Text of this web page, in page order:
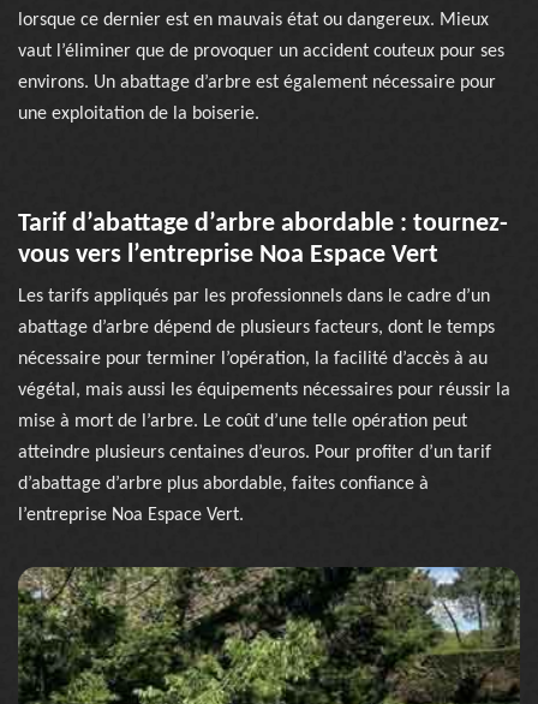
lorsque ce dernier est en mauvais état ou dangereux. Mieux
vaut l’éliminer que de provoquer un accident couteux pour ses
environs. Un abattage d’arbre est également nécessaire pour
une exploitation de la boiserie.
Tarif d’abattage d’arbre abordable : tournez-
vous vers l’entreprise Noa Espace Vert
Les tarifs appliqués par les professionnels dans le cadre d’un
abattage d’arbre dépend de plusieurs facteurs, dont le temps
nécessaire pour terminer l’opération, la facilité d’accès à au
végétal, mais aussi les équipements nécessaires pour réussir la
mise à mort de l’arbre. Le coût d’une telle opération peut
atteindre plusieurs centaines d’euros. Pour profiter d’un tarif
d’abattage d’arbre plus abordable, faites confiance à
l’entreprise Noa Espace Vert.